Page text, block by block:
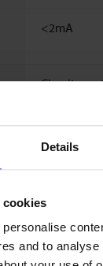
Details
cookies
and to
<2mA
Circuit
externe
tension
EN 61326-